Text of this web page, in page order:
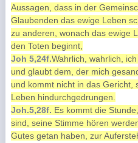
Aussagen, dass in der
Glaubenden das ewige Leben
zu anderen, wonach das ewige
den Toten beginnt,
Joh 5,24f.Wahrlich, wahrlich,
und glaubt dem, der mich
und kommt nicht in das Gericht,
Leben hindurchgedrungen.
Joh.5,28f. Es kommt die
sind, seine Stimme hören
Gutes getan haben, zur